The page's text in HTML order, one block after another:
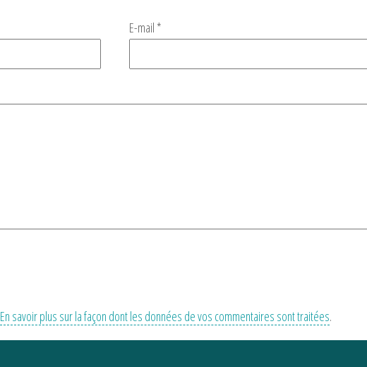
E-mail *
En savoir plus sur la façon dont les données de vos commentaires sont traitées.